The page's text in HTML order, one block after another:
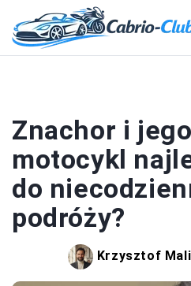
Znachor i
motocykl
do
podróży?
Krzysztof